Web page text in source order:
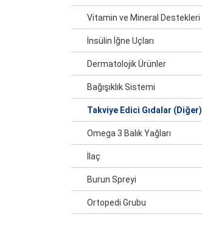
Vitamin ve Mineral Destekleri
İnsülin İğne Uçları
Dermatolojik Ürünler
Bağışıklık Sistemi
Takviye Edici Gıdalar (Diğer)
Omega 3 Balık Yağları
İlaç
Burun Spreyi
Ortopedi Grubu